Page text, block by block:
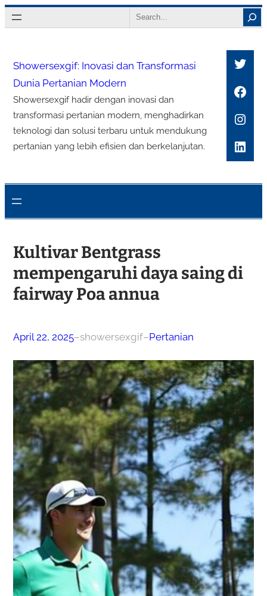
Lewati
ke
Search
Showersexgif: Inovasi dan Transformasi
Dunia Pertanian Modern
Showersexgif hadir dengan inovasi dan
transformasi pertanian modern, menghadirkan
teknologi dan solusi terbaru untuk mendukung
pertanian yang lebih efisien dan berkelanjutan.
Kultivar Bentgrass
mempengaruhi daya saing di
fairway Poa annua
April 22, 2025–showersexgif–Pertanian